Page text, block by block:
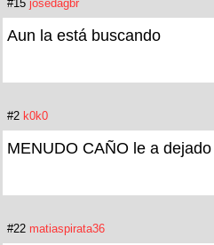
#15 josedagbr
Aun la está buscando
#2 k0k0
MENUDO CAÑO le a
#22 matiaspirata36